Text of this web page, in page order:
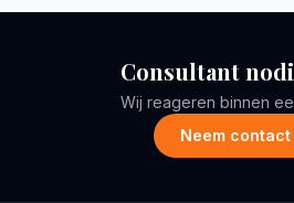
Consultant
Wij reageren binnen
Neem contact